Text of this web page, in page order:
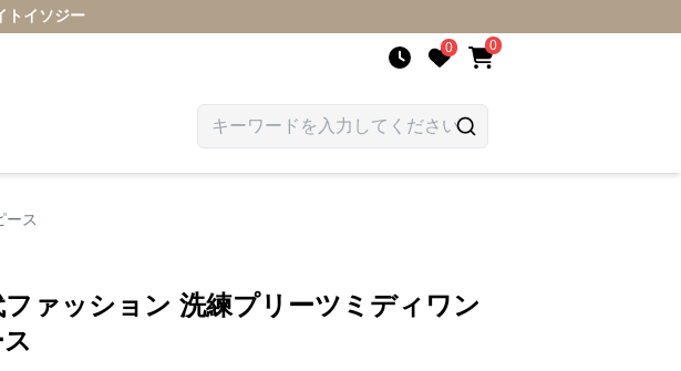
ト イソジー
0 0
ース
ファッション 洗練プリーツミディワン